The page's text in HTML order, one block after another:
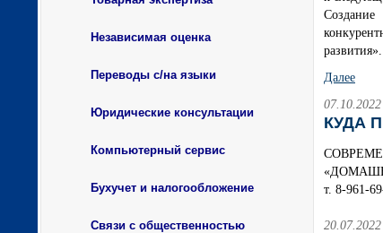
Независимая оценка
Переводы с/на языки
Юридические консультации
Компьютерный сервис
Бухучет и налогообложение
Связи с общественностью
Создание
развития».
Далее
07.10.2022
КУДА
т. 8-961-
20.07.2022